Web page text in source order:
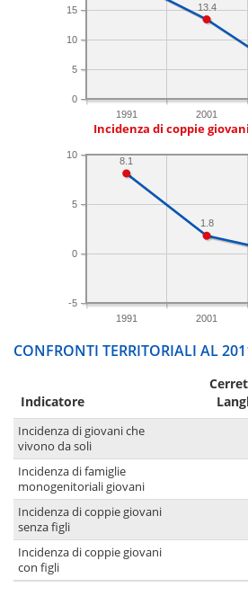
1991 2001
0
5
10
15 13.4
Incidenza di coppie
1991 2001
-5
0
5
10
1.8
8.1
CONFRONTI TERRITORIALI AL
Indicatore
Incidenza di giovani che
vivono da soli
Incidenza di famiglie
monogenitoriali giovani
Incidenza di coppie giovani
senza figli
Incidenza di coppie giovani
con figli